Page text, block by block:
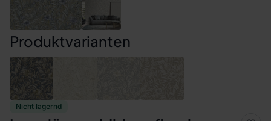
Nicht lagernd
Produktvarianten